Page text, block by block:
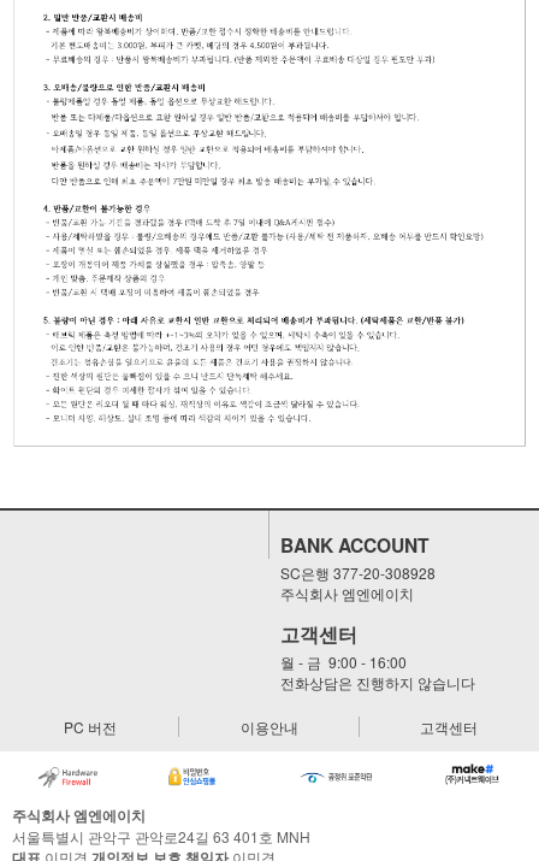
BANK ACCOUNT
SC은행 377-20-308928
주식회사 엠엔에이치
고객센터
월 - 금 9:00 - 16:00
전화상담은 진행하지 않습니다
PC 버전 이용안내 고객센터
주식회사 엠엔에이치
서울특별시 관악구 관악로24길 63 401호 MNH
이민경 이민경